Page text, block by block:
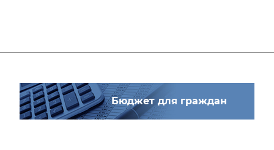
Бюджет для граждан